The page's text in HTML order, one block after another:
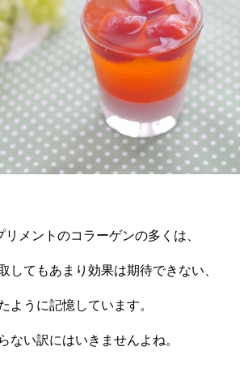
リメントのコラーゲンの多くは、
してもあまり効果は期待できない、
ように記憶しています。
ない訳にはいきませんよね。